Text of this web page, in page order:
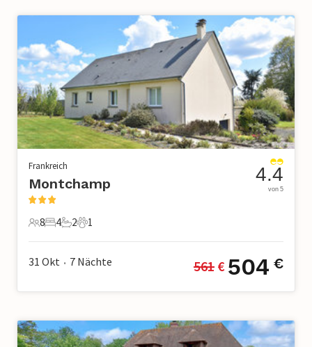
Frankreich
Montchamp
8 Gäste
8
4 Schlafzimmer
4
2 Badezimmer
2
1 Haustier
1
4.4
von 5
31 Okt • 7 Nächte 561 € 504 €